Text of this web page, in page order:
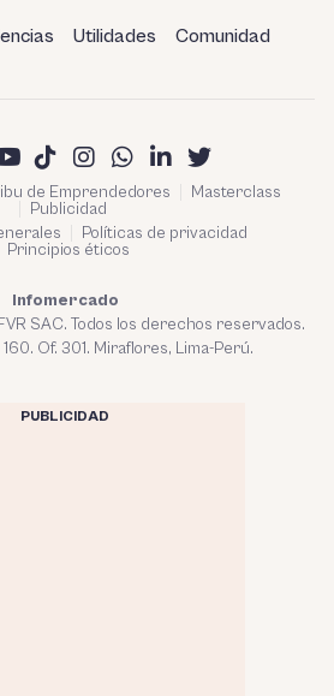
Utilidades Comunidad
de Emprendedores
Masterclass
Publicidad
Políticas de privacidad
Principios éticos
Infomercado
SAC. Todos los derechos reservados.
Of. 301. Miraflores, Lima-Perú.
PUBLICIDAD